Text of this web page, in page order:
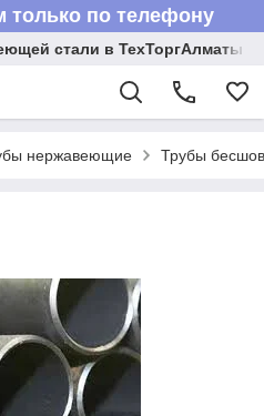
только по телефону
стали в ТехТоргАлматы
нержавеющие Трубы